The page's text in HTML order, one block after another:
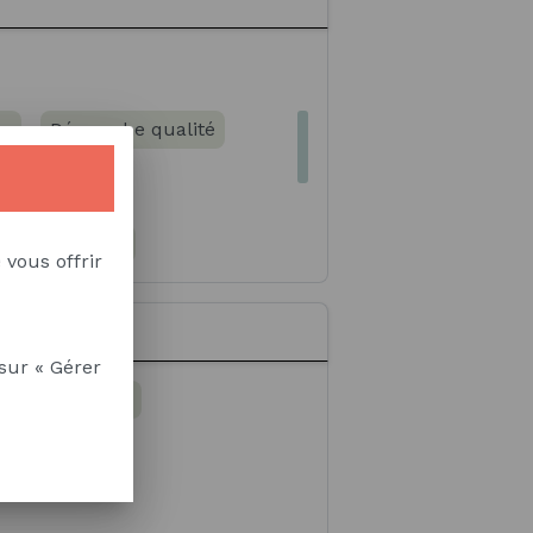
de laboratoire d'essais
Démarche qualité
...)
recherche, parcours…)
vous offrir
« Gérer